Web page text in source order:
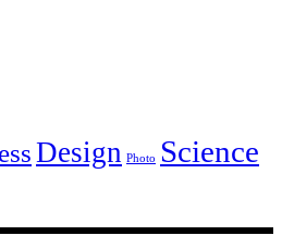
Design Photo
Science